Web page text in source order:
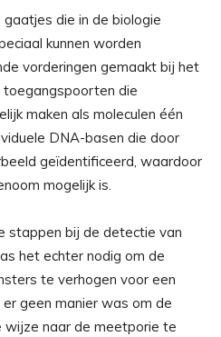
gaatjes die in de biologie
kunnen worden
vorderingen gemaakt bij het
toegangspoorten die
maken als moleculen één
DNA-basen die door
geïdentificeerd, waardoor
mogelijk is.
stappen bij de detectie van
het echter nodig om de
te verhogen voor een
geen manier was om de
wijze naar de meetporie te